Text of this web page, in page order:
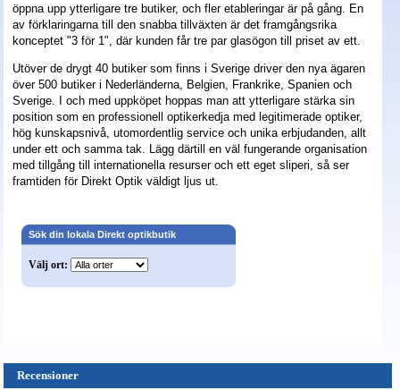
öppna upp ytterligare tre butiker, och fler etableringar är på gång. En
av förklaringarna till den snabba tillväxten är det framgångsrika
konceptet "3 för 1", där kunden får tre par glasögon till priset av ett.
Utöver de drygt 40 butiker som finns i Sverige driver den nya ägaren
över 500 butiker i Nederländerna, Belgien, Frankrike, Spanien och
Sverige. I och med uppköpet hoppas man att ytterligare stärka sin
position som en professionell optikerkedja med legitimerade optiker,
hög kunskapsnivå, utomordentlig service och unika erbjudanden, allt
under ett och samma tak. Lägg därtill en väl fungerande organisation
med tillgång till internationella resurser och ett eget sliperi, så ser
framtiden för Direkt Optik väldigt ljus ut.
Sök din lokala Direkt optikbutik
Välj ort:
Recensioner